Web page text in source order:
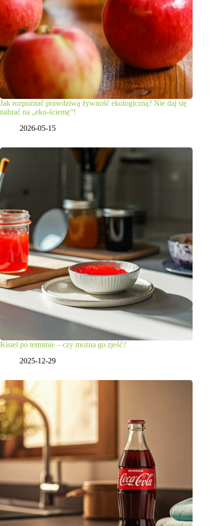
Jak rozpoznać prawdziwą żywność ekologiczną? Nie daj się
nabrać na „eko-ściemę”!
2026-05-15
Kisiel po terminie – czy można go zjeść?
2025-12-29